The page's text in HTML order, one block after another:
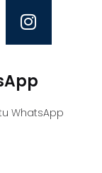
WhatsApp